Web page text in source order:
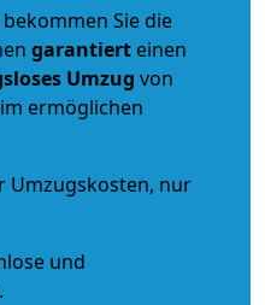
Sie die
garantiert einen
Umzug von
ermöglichen
Umzugskosten, nur
und